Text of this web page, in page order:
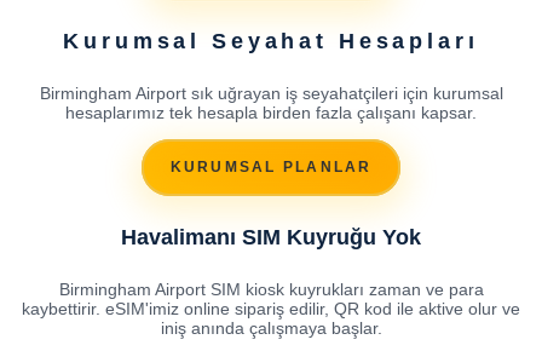
Kurumsal Seyahat Hesapları
Birmingham Airport sık uğrayan iş seyahatçileri için kurumsal
hesaplarımız tek hesapla birden fazla çalışanı kapsar.
KURUMSAL PLANLAR
Havalimanı SIM Kuyruğu Yok
Birmingham Airport SIM kiosk kuyrukları zaman ve para
kaybettirir. eSIM'imiz online sipariş edilir, QR kod ile aktive olur ve
iniş anında çalışmaya başlar.